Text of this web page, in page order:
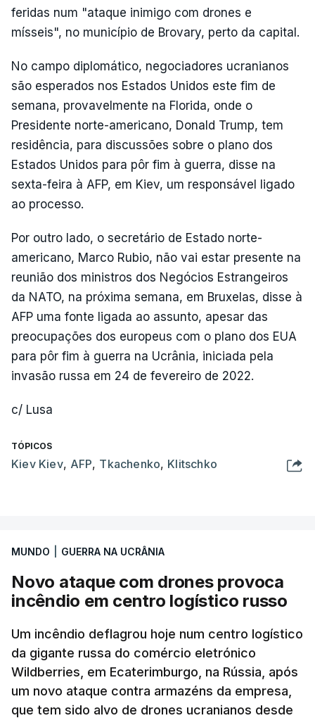
feridas num "ataque inimigo com drones e
mísseis", no município de Brovary, perto da capital.
No campo diplomático, negociadores ucranianos
são esperados nos Estados Unidos este fim de
semana, provavelmente na Florida, onde o
Presidente norte-americano, Donald Trump, tem
residência, para discussões sobre o plano dos
Estados Unidos para pôr fim à guerra, disse na
sexta-feira à AFP, em Kiev, um responsável ligado
ao processo.
Por outro lado, o secretário de Estado norte-
americano, Marco Rubio, não vai estar presente na
reunião dos ministros dos Negócios Estrangeiros
da NATO, na próxima semana, em Bruxelas, disse à
AFP uma fonte ligada ao assunto, apesar das
preocupações dos europeus com o plano dos EUA
para pôr fim à guerra na Ucrânia, iniciada pela
invasão russa em 24 de fevereiro de 2022.
c/ Lusa
TÓPICOS
Kiev Kiev, AFP, Tkachenko, Klitschko
MUNDO GUERRA NA UCRÂNIA
Novo ataque com drones provoca
incêndio em centro logístico russo
Um incêndio deflagrou hoje num centro logístico
da gigante russa do comércio eletrónico
Wildberries, em Ecaterimburgo, na Rússia, após
um novo ataque contra armazéns da empresa,
que tem sido alvo de drones ucranianos desde